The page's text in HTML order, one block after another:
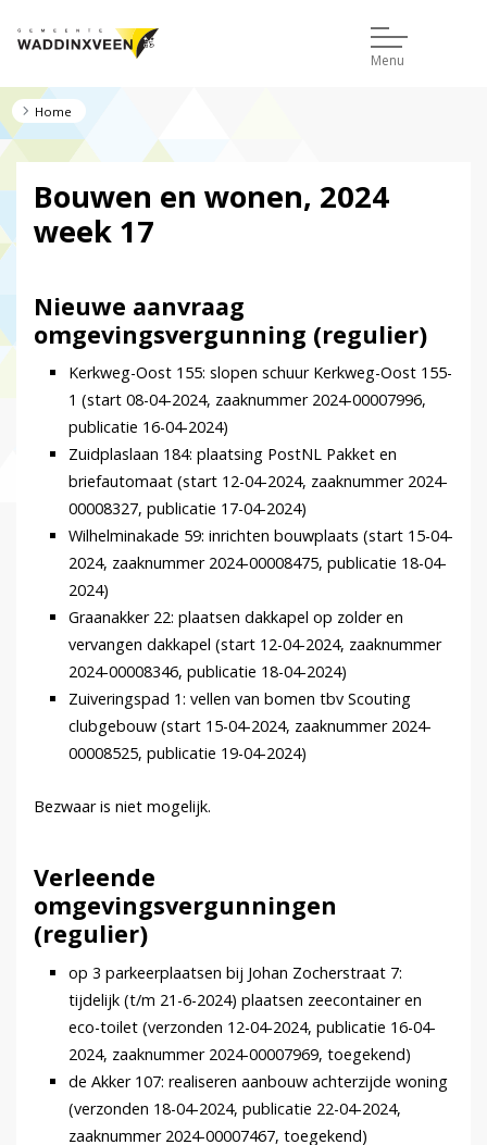
Menu
Home
Bouwen en wonen, 2024
week 17
Nieuwe aanvraag
omgevingsvergunning (regulier)
Kerkweg-Oost 155: slopen schuur Kerkweg-Oost 155-
1 (start 08-04-2024, zaaknummer 2024-00007996,
publicatie 16-04-2024)
Zuidplaslaan 184: plaatsing PostNL Pakket en
briefautomaat (start 12-04-2024, zaaknummer 2024-
00008327, publicatie 17-04-2024)
Wilhelminakade 59: inrichten bouwplaats (start 15-04-
2024, zaaknummer 2024-00008475, publicatie 18-04-
2024)
Graanakker 22: plaatsen dakkapel op zolder en
vervangen dakkapel (start 12-04-2024, zaaknummer
2024-00008346, publicatie 18-04-2024)
Zuiveringspad 1: vellen van bomen tbv Scouting
clubgebouw (start 15-04-2024, zaaknummer 2024-
00008525, publicatie 19-04-2024)
Bezwaar is niet mogelijk.
Verleende
omgevingsvergunningen
(regulier)
op 3 parkeerplaatsen bij Johan Zocherstraat 7:
tijdelijk (t/m 21-6-2024) plaatsen zeecontainer en
eco-toilet (verzonden 12-04-2024, publicatie 16-04-
2024, zaaknummer 2024-00007969, toegekend)
de Akker 107: realiseren aanbouw achterzijde woning
(verzonden 18-04-2024, publicatie 22-04-2024,
zaaknummer 2024-00007467, toegekend)